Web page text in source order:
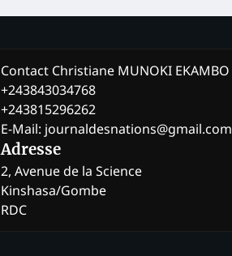
Contact Christiane MUNOKI EKAMBO
+243843034768
+243815296262
E-Mail: journaldesnations@gmail.com
Adresse
2, Avenue de la Science
Kinshasa/Gombe
RDC